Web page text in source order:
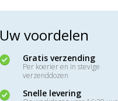
Uw voordelen
Gratis verzending
Per koerier en in stevige
verzenddozen
Snelle levering